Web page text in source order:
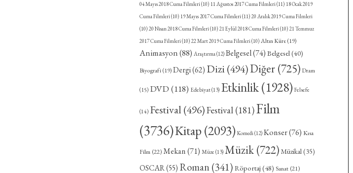
04 Mayıs 2018 Cuma Filmleri(10) 11 Ağustos 2017 Cuma Filmleri(11) 18 Ocak 2019
Cuma Filmleri(10) 19 Mayıs 2017 Cuma Filmleri(11) 20 Aralık 2019 Cuma Filmleri
(10) 20 Nisan 2018 Cuma Filmleri(10) 21 Eylül 2018 Cuma Filmleri(10) 21 Temmuz
2017 Cuma Filmleri(10) 22 Mart 2019 Cuma Filmleri(10) Altın Küre(19)
Animasyon(88) Araştırma(12) Belgesel(74) Belgesel(40)
Biyografi(19) Dergi(62) Dizi(494)Diğer(725) Dram
(15) DVD (118) Edebiyat(13) Etkinlik(1928) Felsefe
(14) Festival (496)Festival(181)Film
(3736)Kitap (2093) Komedi(12) Konser(76) Kısa
Film(22)Mekan(71) Müze (13) Müzik(722) Müzikal(35)
OSCAR(55) Roman(341) Röportaj (48) Sanat(21)